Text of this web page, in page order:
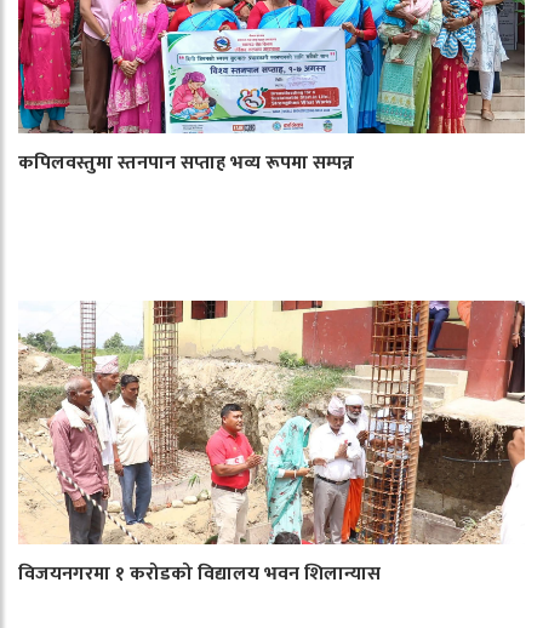
कपिलवस्तुमा स्तनपान सप्ताह भव्य रूपमा सम्पन्न
विजयनगरमा १ करोडको विद्यालय भवन शिलान्यास